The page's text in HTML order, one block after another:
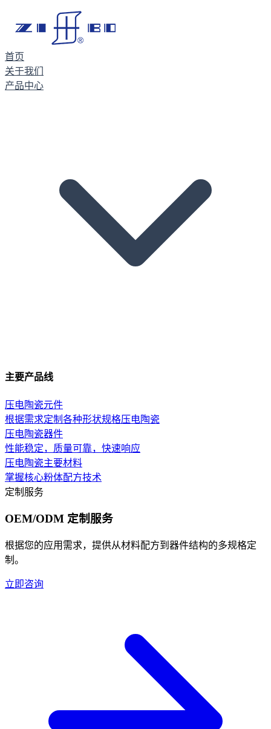
首页
关于我们
产品中心
主要产品线
压电陶瓷元件
根据需求定制各种形状规格压电陶瓷
压电陶瓷器件
性能稳定，质量可靠，快速响应
压电陶瓷主要材料
掌握核心粉体配方技术
定制服务
OEM/ODM 定制服务
根据您的应用需求，提供从材料配方到器件结构的多规格定
制。
立即咨询